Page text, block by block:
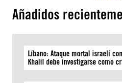
Añadidos
Líbano: Ataque mortal israelí
Khalil debe investigarse como